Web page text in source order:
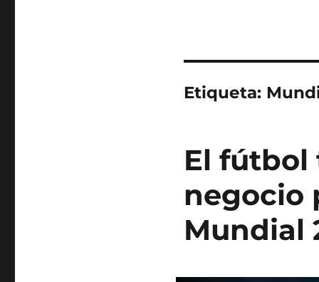
Etiqueta:
El fútbol
negocio
Mundial